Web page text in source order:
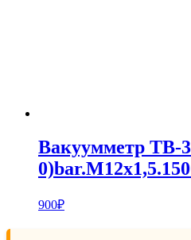
Вакуумметр ТВ-
900₽